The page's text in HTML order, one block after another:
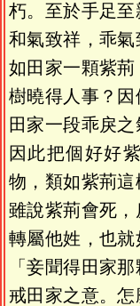
朽。至於手足
和氣致祥，乖氣
如田家一顆紫
樹曉得人事？
田家一段乖戾
因此把個好好
物，類如紫荊這
雖說紫荊會死
轉屬他姓，也就
「妾聞得田家
戒田家之意。